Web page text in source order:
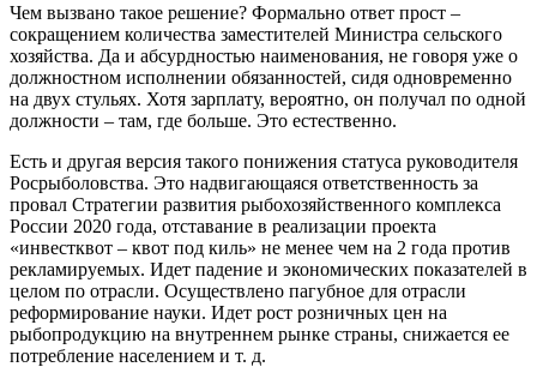
Чем вызвано такое решение? Формально ответ прост –
сокращением количества заместителей Министра сельского
хозяйства. Да и абсурдностью наименования, не говоря уже о
должностном исполнении обязанностей, сидя одновременно
на двух стульях. Хотя зарплату, вероятно, он получал по одной
должности – там, где больше. Это естественно.
Есть и другая версия такого понижения статуса руководителя
Росрыболовства. Это надвигающаяся ответственность за
провал Стратегии развития рыбохозяйственного комплекса
России 2020 года, отставание в реализации проекта
«инвестквот – квот под киль» не менее чем на 2 года против
рекламируемых. Идет падение и экономических показателей в
целом по отрасли. Осуществлено пагубное для отрасли
реформирование науки. Идет рост розничных цен на
рыбопродукцию на внутреннем рынке страны, снижается ее
потребление населением и т. д.